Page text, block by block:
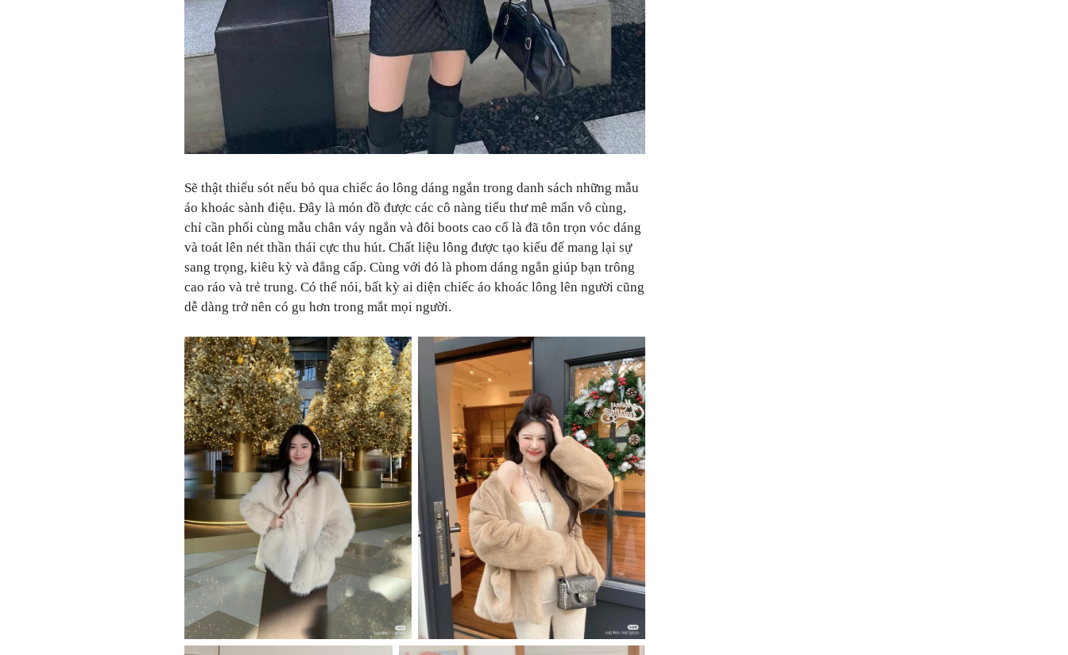
Sẽ thật thiếu sót nếu bỏ qua chiếc áo lông dáng ngắn trong danh sách những mẫu
áo khoác sành điệu. Đây là món đồ được các cô nàng tiểu thư mê mẩn vô cùng,
chỉ cần phối cùng mẫu chân váy ngắn và đôi boots cao cổ là đã tôn trọn vóc dáng
và toát lên nét thần thái cực thu hút. Chất liệu lông được tạo kiểu để mang lại sự
sang trọng, kiêu kỳ và đẳng cấp. Cùng với đó là phom dáng ngắn giúp bạn trông
cao ráo và trẻ trung. Có thể nói, bất kỳ ai diện chiếc áo khoác lông lên người cũng
dễ dàng trở nên có gu hơn trong mắt mọi người.